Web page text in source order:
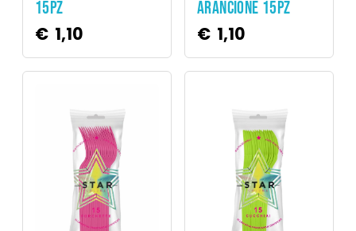
15PZ
€ 1,10
ARANCIONE 15PZ
€ 1,10